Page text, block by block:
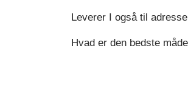
Leverer I også til
Hvad er den bedste